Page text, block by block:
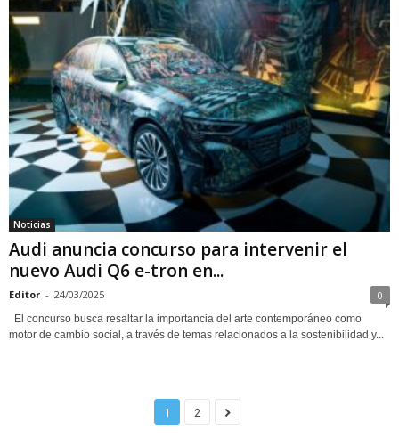
Noticias
Audi anuncia concurso para intervenir el
nuevo Audi Q6 e-tron en...
Editor - 24/03/2025 0
El concurso busca resaltar la importancia del arte contemporáneo como
motor de cambio social, a través de temas relacionados a la sostenibilidad y...
1 2